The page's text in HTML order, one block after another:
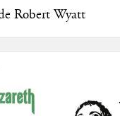
Robert Wyatt